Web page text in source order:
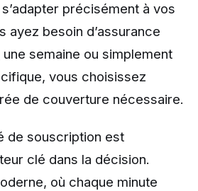
précisément à vos
ayez besoin d’assurance
semaine ou simplement
vous choisissez
de couverture nécessaire.
de souscription est
clé dans la décision.
où chaque minute